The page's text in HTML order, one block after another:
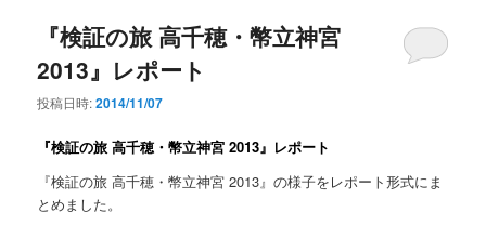
『検証の旅 高千穂・幣立神宮
2013』レポート
投稿日時:2014/11/07
『検証の旅 高千穂・幣立神宮 2013』レポート
『検証の旅 高千穂・幣立神宮 2013』の様子をレポート形式にま
とめました。